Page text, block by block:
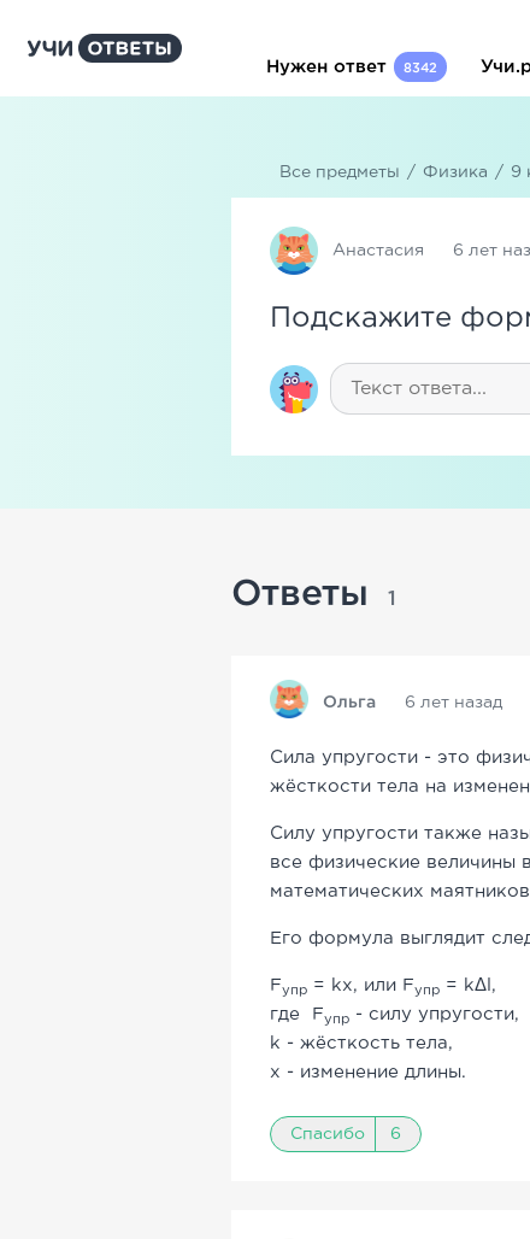
Нужен ответ 8342
Все предметы / Физика / 9
Анастасия 6 лет
Подскажите
Ответы 1
Ольга 6 лет назад
Сила упругости - это
жёсткости тела на
Силу упругости также
все физические величины
математических
Его формула выглядит
Fупр = kx, или Fупр = kΔl,
где Fупр - силу упругости,
k - жёсткость тела,
x - изменение длины.
Спасибо 6